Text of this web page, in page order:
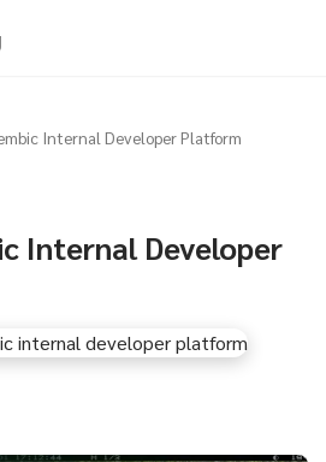
Internal Developer Platform
Internal Developer